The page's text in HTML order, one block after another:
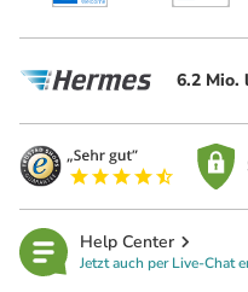
6.2 Mio.
Help Center
Jetzt auch per Live-Chat